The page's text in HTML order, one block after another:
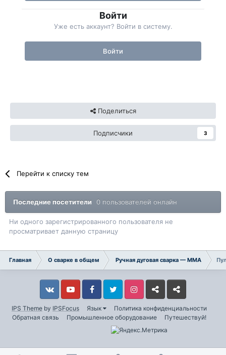
Войти
Уже есть аккаунт? Войти в систему.
Войти
Поделиться
Подписчики 3
Перейти к списку тем
Последние посетители 0 пользователей онлайн
Ни одного зарегистрированного пользователя не
просматривает данную страницу
Главная О сварке в общем Ручная дуговая сварка — ММA
IPS Theme by IPSFocus Язык
Политика конфиденциальности
Обратная связь
Промышленное оборудование Путешествуй!
VkontakteYouTube FacebookTwitter InstagramLivejournalOdnoklassniki